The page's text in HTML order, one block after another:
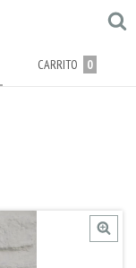
CARRITO 0